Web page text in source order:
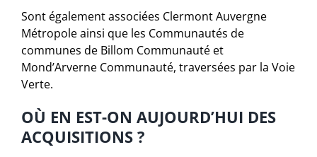
Sont également associées Clermont Auvergne
Métropole ainsi que les Communautés de
communes de Billom Communauté et
Mond’Arverne Communauté, traversées par la Voie
Verte.
OÙ EN EST-ON AUJOURD’HUI DES
ACQUISITIONS ?